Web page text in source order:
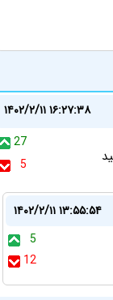
۱۴۰۲/۲/۱۱ ۱۶:۲۷:۳۸
27
5
۱۴۰۲/۲/۱۱ ۱۳:۵۵:۵۴
5
12